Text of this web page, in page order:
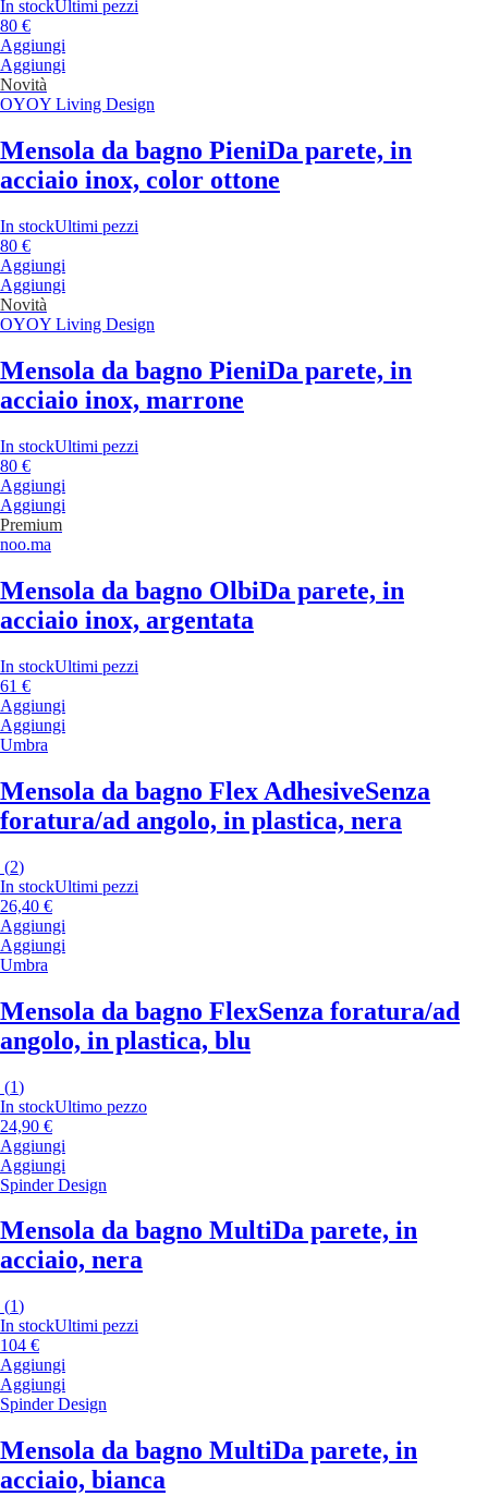
In stockUltimi pezzi
80 €
Aggiungi
Aggiungi
Novità
OYOY Living Design
Mensola da bagno PieniDa parete, in
acciaio inox, color ottone
In stockUltimi pezzi
80 €
Aggiungi
Aggiungi
Novità
OYOY Living Design
Mensola da bagno PieniDa parete, in
acciaio inox, marrone
In stockUltimi pezzi
80 €
Aggiungi
Aggiungi
Premium
noo.ma
Mensola da bagno OlbiDa parete, in
acciaio inox, argentata
In stockUltimi pezzi
61 €
Aggiungi
Aggiungi
Umbra
Mensola da bagno Flex AdhesiveSenza
foratura/ad angolo, in plastica, nera
(2)
In stockUltimi pezzi
26,40 €
Aggiungi
Aggiungi
Umbra
Mensola da bagno FlexSenza foratura/ad
angolo, in plastica, blu
(1)
In stockUltimo pezzo
24,90 €
Aggiungi
Aggiungi
Spinder Design
Mensola da bagno MultiDa parete, in
acciaio, nera
(1)
In stockUltimi pezzi
104 €
Aggiungi
Aggiungi
Spinder Design
Mensola da bagno MultiDa parete, in
acciaio, bianca